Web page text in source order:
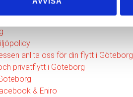
anlita oss för din flytt i Göteborg
privatflytt i Göteborg
& Eniro